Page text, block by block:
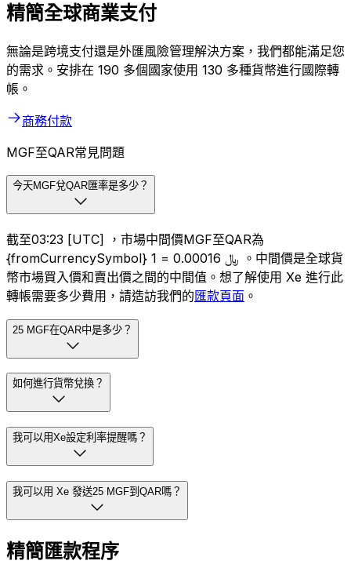
精簡全球商業支付
無論是跨境支付還是外匯風險管理解決方案，我們都能滿足您
的需求。安排在 190 多個國家使用 130 多種貨幣進行國際轉
帳。
商務付款
MGF至QAR常見問題
今天MGF兌QAR匯率是多少？
截至03:23 [UTC] ，市場中間價MGF至QAR為
{fromCurrencySymbol} 1 = ﷼ 0.00016 。中間價是全球貨
幣市場買入價和賣出價之間的中間值。想了解使用 Xe 進行此
轉帳需要多少費用，請造訪我們的匯款頁面 。
25 MGF在QAR中是多少？
如何進行貨幣兌換？
我可以用Xe設定利率提醒嗎？
我可以用 Xe 發送25 MGF到QAR嗎？
精簡匯款程序